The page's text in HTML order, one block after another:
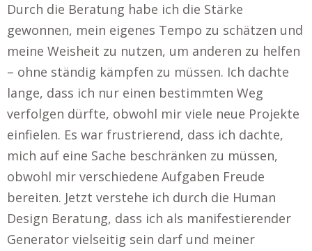
Durch die Beratung habe ich die Stärke
gewonnen, mein eigenes Tempo zu schätzen und
meine Weisheit zu nutzen, um anderen zu helfen
– ohne ständig kämpfen zu müssen. Ich dachte
lange, dass ich nur einen bestimmten Weg
verfolgen dürfte, obwohl mir viele neue Projekte
einfielen. Es war frustrierend, dass ich dachte,
mich auf eine Sache beschränken zu müssen,
obwohl mir verschiedene Aufgaben Freude
bereiten. Jetzt verstehe ich durch die Human
Design Beratung, dass ich als manifestierender
Generator vielseitig sein darf und meiner